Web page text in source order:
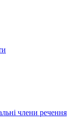
члени речення